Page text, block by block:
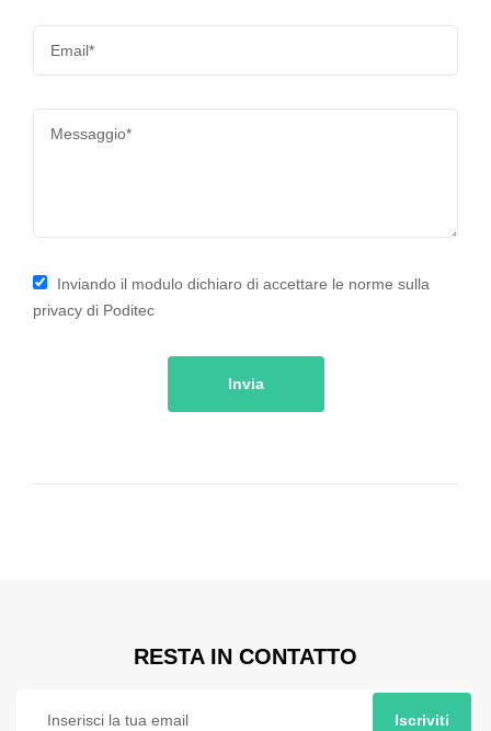
Inviando il modulo dichiaro di accettare le norme sulla
privacy di Poditec
Invia
RESTA IN CONTATTO
Iscriviti